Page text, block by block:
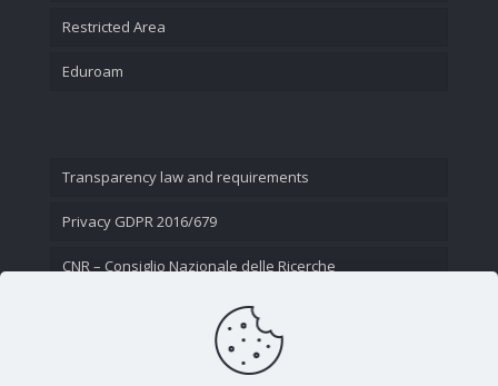
Restricted Area
Eduroam
Transparency law and requirements
Privacy GDPR 2016/679
CNR – Consiglio Nazionale delle Ricerche